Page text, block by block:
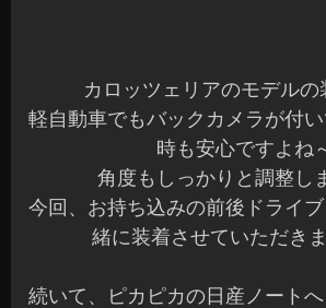
カロッツェリアのモデルの
軽自動車でもバックカメラが付
時も安心ですよね
角度もしっかりと調整し
今回、お持ち込みの前後ドライ
緒に装着させていただき
続いて、ピカピカの日産ノート